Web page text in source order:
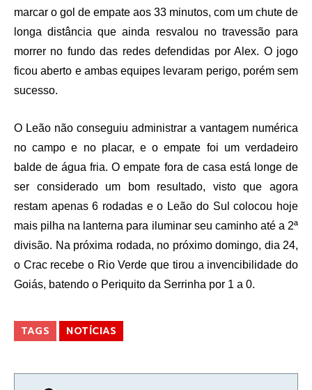
marcar o gol de empate aos 33 minutos, com um chute de
longa distância que ainda resvalou no travessão para
morrer no fundo das redes defendidas por Alex. O jogo
ficou aberto e ambas equipes levaram perigo, porém sem
sucesso.
O Leão não conseguiu administrar a vantagem numérica
no campo e no placar, e o empate foi um verdadeiro
balde de água fria. O empate fora de casa está longe de
ser considerado um bom resultado, visto que agora
restam apenas 6 rodadas e o Leão do Sul colocou hoje
mais pilha na lanterna para iluminar seu caminho até a 2ª
divisão. Na próxima rodada, no próximo domingo, dia 24,
o Crac recebe o Rio Verde que tirou a invencibilidade do
Goiás, batendo o Periquito da Serrinha por 1 a 0.
TAGS NOTÍCIAS